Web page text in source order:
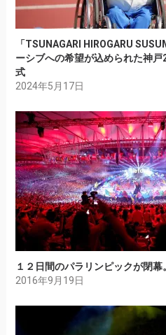
「TSUNAGARI HIROGARU
ーシブへの希望が込められた神
式
2024年5月17日
１２日間のパラリンピックが閉
2016年9月19日